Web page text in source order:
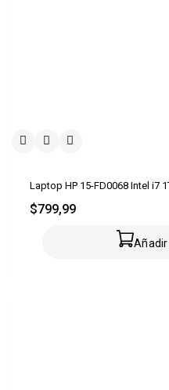
Laptop HP 15-FD0068 Intel i7
$799,99